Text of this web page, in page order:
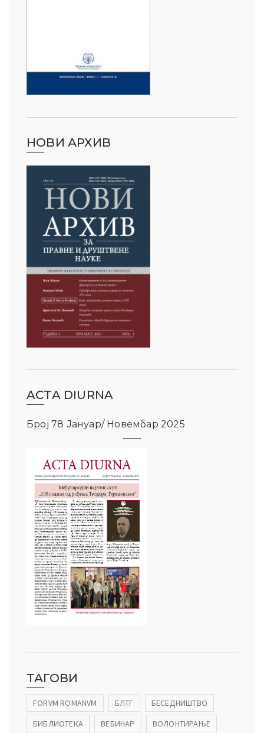
НОВИ АРХИВ
ACTA DIURNA
Број 78 Јануар/ Новембар 2025
ТАГОВИ
FORVM ROMANVM БЛТГ
БЕСЕДНИШТВО
БИБЛИОТЕКА
ВЕБИНАР
ВОЛОНТИРАЊЕ